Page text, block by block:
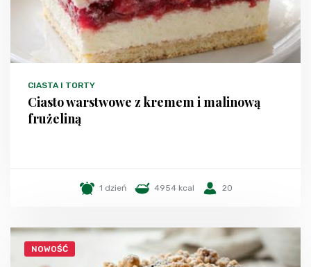
CIASTA I TORTY
Ciasto warstwowe z kremem i malinową
frużeliną
1 dzień 4954 kcal 20
NOWOŚĆ